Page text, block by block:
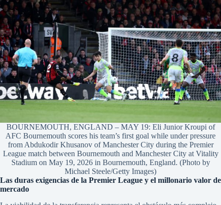
BOURNEMOUTH, ENGLAND – MAY 19: Eli Junior Kroupi of
AFC Bournemouth scores his team’s first goal while under pressure
from Abdukodir Khusanov of Manchester City during the Premier
League match between Bournemouth and Manchester City at Vitality
Stadium on May 19, 2026 in Bournemouth, England. (Photo by
Michael Steele/Getty Images)
Las duras exigencias de la Premier League y el millonario valor de
mercado